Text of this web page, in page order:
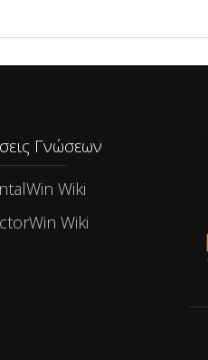
Γνώσεων
Wiki
Wiki